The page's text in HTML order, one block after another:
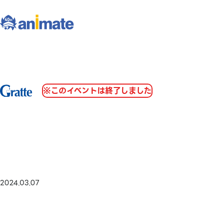
※このイベントは終了しました
2024.03.07